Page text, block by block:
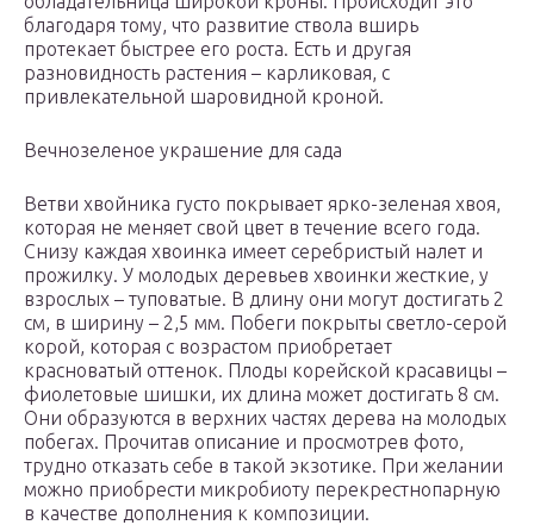
благодаря тому, что развитие ствола вширь
протекает быстрее его роста. Есть и другая
разновидность растения – карликовая, с
привлекательной шаровидной кроной.
Вечнозеленое украшение для сада
Ветви хвойника густо покрывает ярко-зеленая хвоя,
которая не меняет свой цвет в течение всего года.
Снизу каждая хвоинка имеет серебристый налет и
прожилку. У молодых деревьев хвоинки жесткие, у
взрослых – туповатые. В длину они могут достигать 2
см, в ширину – 2,5 мм. Побеги покрыты светло-серой
корой, которая с возрастом приобретает
красноватый оттенок. Плоды корейской красавицы –
фиолетовые шишки, их длина может достигать 8 см.
Они образуются в верхних частях дерева на молодых
побегах. Прочитав описание и просмотрев фото,
трудно отказать себе в такой экзотике. При желании
можно приобрести микробиоту перекрестнопарную
в качестве дополнения к композиции.